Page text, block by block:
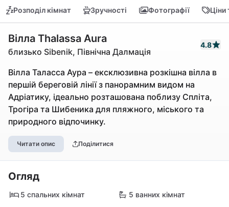
Розподіл кімнат Зручності Фотографії Ціни
Вілла Thalassa Aura
близько Sibenik, Північна Далмація
4.8
Вілла Таласса Аура – ексклюзивна розкішна вілла в
першій береговій лінії з панорамним видом на
Адріатику, ідеально розташована поблизу Спліта,
Трогіра та Шибеника для пляжного, міського та
природного відпочинку.
Читати опис Поділитися
Огляд
5 спальних кімнат
5 ванних кімнат